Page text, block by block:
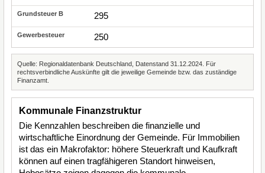
295
250
Quelle: Regionaldatenbank Deutschland, Datenstand 31.12.2024. Für
rechtsverbindliche Auskünfte gilt die jeweilige Gemeinde bzw. das zuständige
Finanzamt.
Kommunale Finanzstruktur
Die Kennzahlen beschreiben die finanzielle und
wirtschaftliche Einordnung der Gemeinde. Für Immobilien
ist das ein Makrofaktor: höhere Steuerkraft und Kaufkraft
können auf einen tragfähigeren Standort hinweisen,